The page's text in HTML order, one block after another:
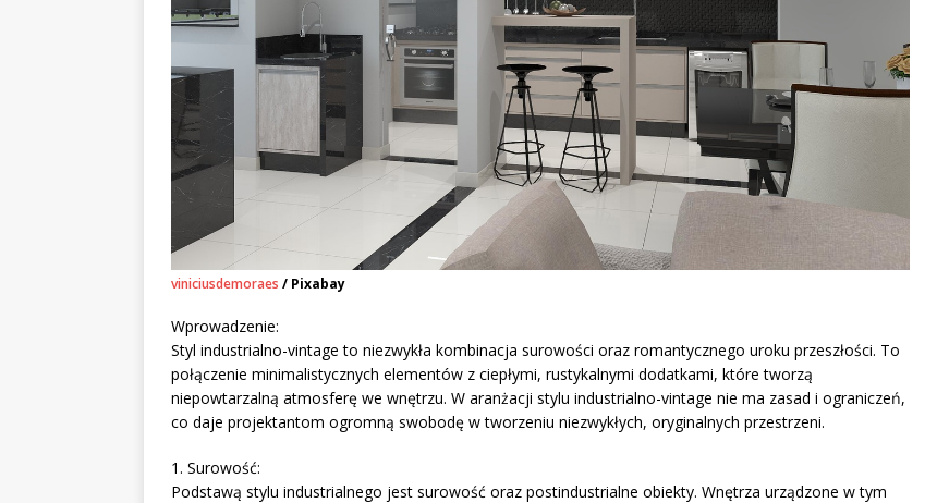
viniciusdemoraes / Pixabay
Wprowadzenie:
Styl industrialno-vintage to niezwykła kombinacja surowości oraz romantycznego uroku przeszłości. To
połączenie minimalistycznych elementów z ciepłymi, rustykalnymi dodatkami, które tworzą
niepowtarzalną atmosferę we wnętrzu. W aranżacji stylu industrialno-vintage nie ma zasad i ograniczeń,
co daje projektantom ogromną swobodę w tworzeniu niezwykłych, oryginalnych przestrzeni.
1. Surowość:
Podstawą stylu industrialnego jest surowość oraz postindustrialne obiekty. Wnętrza urządzone w tym